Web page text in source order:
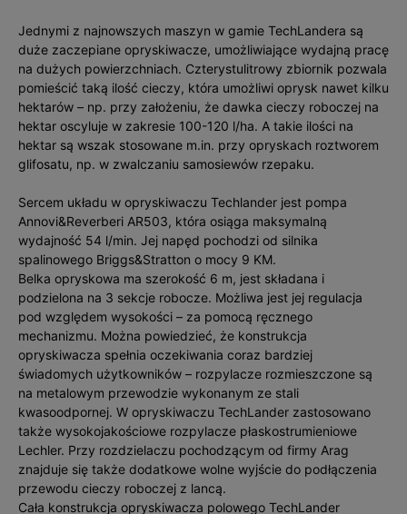
Jednymi z najnowszych maszyn w gamie TechLandera są
duże zaczepiane opryskiwacze, umożliwiające wydajną pracę
na dużych powierzchniach. Czterystulitrowy zbiornik pozwala
pomieścić taką ilość cieczy, która umożliwi oprysk nawet kilku
hektarów – np. przy założeniu, że dawka cieczy roboczej na
hektar oscyluje w zakresie 100-120 l/ha. A takie ilości na
hektar są wszak stosowane m.in. przy opryskach roztworem
glifosatu, np. w zwalczaniu samosiewów rzepaku.
Sercem układu w opryskiwaczu Techlander jest pompa
Annovi&Reverberi AR503, która osiąga maksymalną
wydajność 54 l/min. Jej napęd pochodzi od silnika
spalinowego Briggs&Stratton o mocy 9 KM.
Belka opryskowa ma szerokość 6 m, jest składana i
podzielona na 3 sekcje robocze. Możliwa jest jej regulacja
pod względem wysokości – za pomocą ręcznego
mechanizmu. Można powiedzieć, że konstrukcja
opryskiwacza spełnia oczekiwania coraz bardziej
świadomych użytkowników – rozpylacze rozmieszczone są
na metalowym przewodzie wykonanym ze stali
kwasoodpornej. W opryskiwaczu TechLander zastosowano
także wysokojakościowe rozpylacze płaskostrumieniowe
Lechler. Przy rozdzielaczu pochodzącym od firmy Arag
znajduje się także dodatkowe wolne wyjście do podłączenia
przewodu cieczy roboczej z lancą.
Cała konstrukcja opryskiwacza polowego TechLander